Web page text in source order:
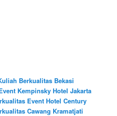
Berkualitas Bekasi
Kempinsky Hotel Jakarta
Event Hotel Century
Cawang Kramatjati